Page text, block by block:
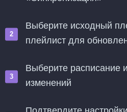
Выберите исходный
плейлист для
Выберите расписание
изменений